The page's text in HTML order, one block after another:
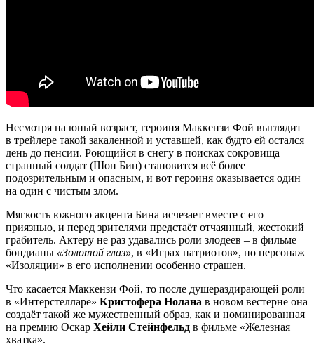
Несмотря на юный возраст, героиня Маккензи Фой выглядит
в трейлере такой закаленной и уставшей, как будто ей остался
день до пенсии. Роющийся в снегу в поисках сокровища
странный солдат (Шон Бин) становится всё более
подозрительным и опасным, и вот героиня оказывается один
на один с чистым злом.
Мягкость южного акцента Бина исчезает вместе с его
приязнью, и перед зрителями предстаёт отчаянный, жестокий
грабитель. Актеру не раз удавались роли злодеев – в фильме
бондианы «Золотой глаз», в «Играх патриотов», но персонаж
«Изоляции» в его исполнении особенно страшен.
Что касается Маккензи Фой, то после душераздирающей роли
в «Интерстелларе» Кристофера Нолана в новом вестерне она
создаёт такой же мужественный образ, как и номинированная
на премию Оскар Хейли Стейнфельд в фильме «Железная
хватка».